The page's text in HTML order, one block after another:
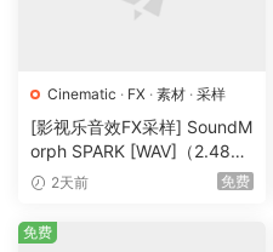
Cinematic · FX · 素材 · 采样
[影视乐音效FX采样] SoundM
orph SPARK [WAV]（2.48G
B）2天前 免费
免费